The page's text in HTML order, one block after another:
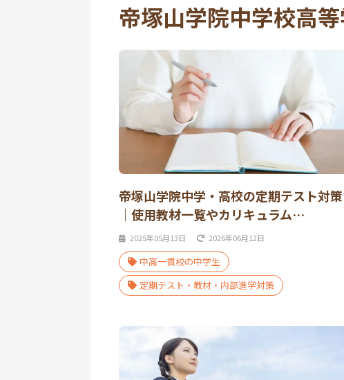
帝塚山学院中学校高
帝塚山学院中学・高校の定期テスト対策
｜使用教材一覧やカリキュラム…
2025年05月13日 2026年06月12日
中高一貫校の中学生
定期テスト・教材・内部進学対策